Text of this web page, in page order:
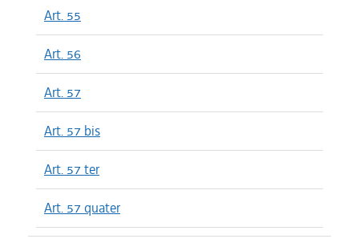
Art. 55
Art. 56
Art. 57
Art. 57 bis
Art. 57 ter
Art. 57 quater